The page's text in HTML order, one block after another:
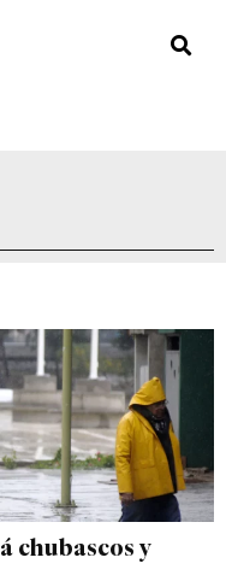
chubascos y